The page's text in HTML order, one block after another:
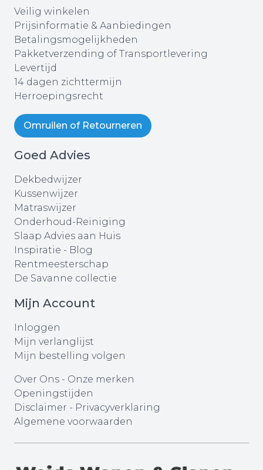
Veilig winkelen
Prijsinformatie & Aanbiedingen
Betalingsmogelijkheden
Pakketverzending of Transportlevering
Levertijd
14 dagen zichttermijn
Herroepingsrecht
Omruilen of Retourneren
Goed Advies
Dekbedwijzer
Kussenwijzer
Matraswijzer
Onderhoud-Reiniging
Slaap Advies aan Huis
Inspiratie - Blog
Rentmeesterschap
De Savanne collectie
Mijn Account
Inloggen
Mijn verlanglijst
Mijn bestelling volgen
Over Ons - Onze merken
Openingstijden
Disclaimer - Privacyverklaring
Algemene voorwaarden